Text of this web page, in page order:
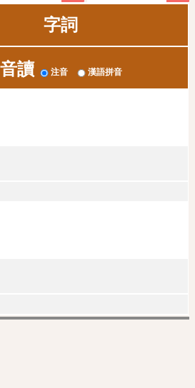
字詞
音讀 注音 漢語拼音